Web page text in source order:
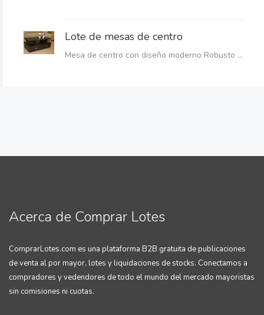
Lote de mesas de centro
Mesa de centro con diseño moderno Robusto ...
Acerca de Comprar Lotes
ComprarLotes.com es una plataforma B2B gratuita de publicaciones
de venta al por mayor, lotes y liquidaciones de stocks. Conectamos a
compradores y vedendores de todo el mundo del mercado mayoristas
sin comisiones ni cuotas.